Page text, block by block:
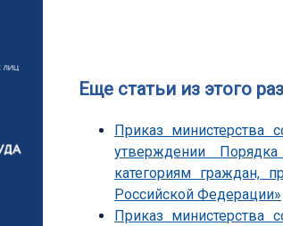
Еще статьи из этого
Приказ
утверждении
категориям граждан,
Российской Федерации»
Приказ